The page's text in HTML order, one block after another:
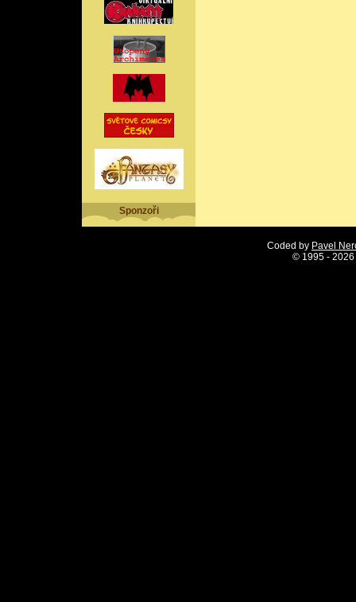
Sponzoři
Coded by Pavel
© 1995 -